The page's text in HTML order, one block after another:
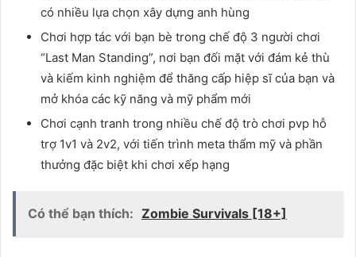
có nhiều lựa chọn xây dựng anh hùng
Chơi hợp tác với bạn bè trong chế độ 3 người chơi
“Last Man Standing”, nơi bạn đối mặt với đám kẻ thù
và kiếm kinh nghiệm để thăng cấp hiệp sĩ của bạn và
mở khóa các kỹ năng và mỹ phẩm mới
Chơi cạnh tranh trong nhiều chế độ trò chơi pvp hỗ
trợ 1v1 và 2v2, với tiến trình meta thẩm mỹ và phần
thưởng đặc biệt khi chơi xếp hạng
Có thể bạn thích: Zombie Survivals [18+]